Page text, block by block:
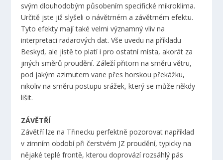
svým dlouhodobým působením specifické mikroklima.
Určitě jste již slyšeli o návětrném a závětrném efektu.
Tyto efekty mají také velmi významný vliv na
interpretaci radarových dat. Vše uvedu na příkladu
Beskyd, ale jistě to platí i pro ostatní místa, akorát za
jiných směrů proudění. Záleží přitom na směru větru,
pod jakým azimutem vane přes horskou překážku,
nikoliv na směru postupu srážek, který se může někdy
lišit.
ZÁVĚTŘÍ
Závětří lze na Třinecku perfektně pozorovat například
v zimním období při čerstvém JZ proudění, typicky na
nějaké teplé frontě, kterou doprovází rozsáhlý pás